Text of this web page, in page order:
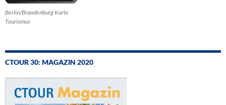
Berlin/Brandenburg Karte
Tourismus
CTOUR 30: MAGAZIN 2020